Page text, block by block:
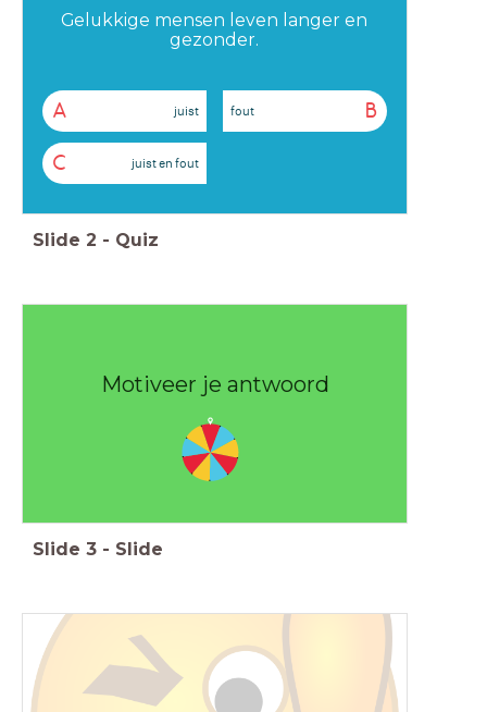
Gelukkige mensen leven langer en
gezonder.
A juist B
fout
C juist en fout
Slide 2 - Quiz
Motiveer je antwoord
Slide 3 - Slide